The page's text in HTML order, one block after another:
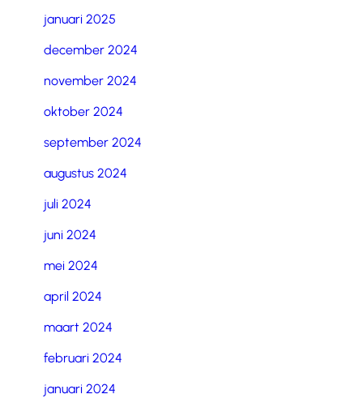
januari 2025
december 2024
november 2024
oktober 2024
september 2024
augustus 2024
juli 2024
juni 2024
mei 2024
april 2024
maart 2024
februari 2024
januari 2024